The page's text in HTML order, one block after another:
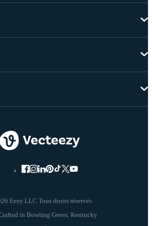
Eezy LLC Tous droits réservés